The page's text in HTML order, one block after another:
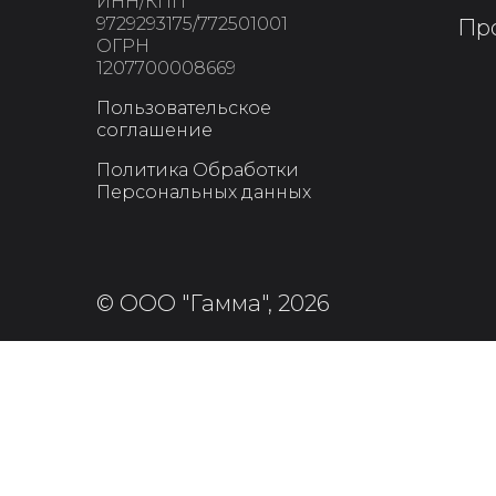
9729293175/772501001
ОГРН
1207700008669
Пользовательское
соглашение
Политика Обработки
Персональных данных
© ООО "Гамма", 2026